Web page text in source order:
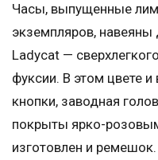
Часы, выпущенные
экземпляров,
Ladycat —
фуксии. В этом цвете
кнопки, заводная
покрыты ярко-
изготовлен и